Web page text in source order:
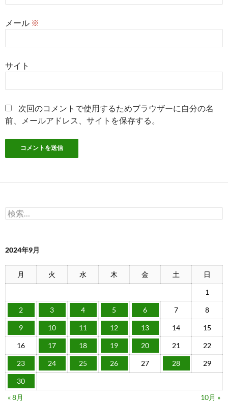
メール ※
サイト
次回のコメントで使用するためブラウザーに自分の名
前、メールアドレス、サイトを保存する。
検
索:
2024年9月
月 火 水 木 金 土 日
1
2 3 4 5 6 7 8
9 10 11 12 13 14 15
16 17 18 19 20 21 22
23 24 25 26 27 28 29
30
« 8月
10月 »